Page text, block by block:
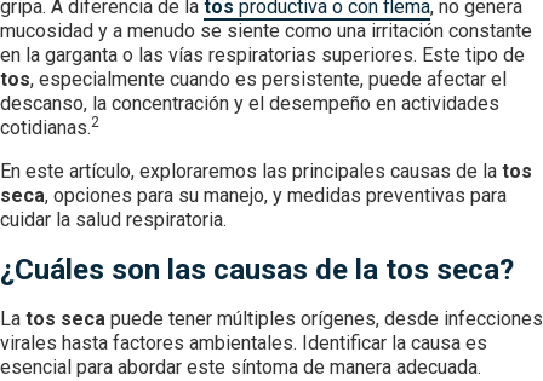
gripa. A diferencia de la tos productiva o con flema, no genera
mucosidad y a menudo se siente como una irritación constante
en la garganta o las vías respiratorias superiores. Este tipo de
tos, especialmente cuando es persistente, puede afectar el
descanso, la concentración y el desempeño en actividades
cotidianas.2
En este artículo, exploraremos las principales causas de la tos
seca, opciones para su manejo, y medidas preventivas para
cuidar la salud respiratoria.
¿Cuáles son las causas de la tos seca?
La tos seca puede tener múltiples orígenes, desde infecciones
virales hasta factores ambientales. Identificar la causa es
esencial para abordar este síntoma de manera adecuada.